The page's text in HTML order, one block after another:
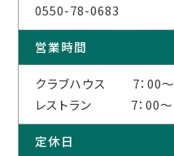
0550-78-0683
営業時間
クラブハウス 7：00～
レストラン 7：00～
定休日